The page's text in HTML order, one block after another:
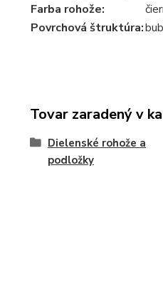
Farba rohože:
Povrchová štruktúra:
Tovar zaradený v
Dielenské rohože a
podložky